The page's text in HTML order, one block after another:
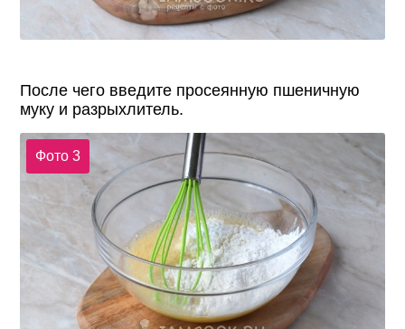
После чего введите просеянную пшеничную
муку и разрыхлитель.
Фото 3